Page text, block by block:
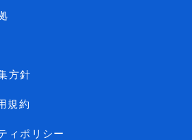
方針
規約
ィポリシー